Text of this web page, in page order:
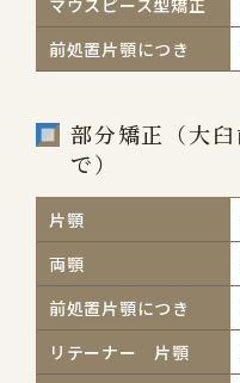
マウスピース型矯正
前処置片顎につき
部分矯正（大
で）
片顎
両顎
前処置片顎につき
リテーナー 片顎